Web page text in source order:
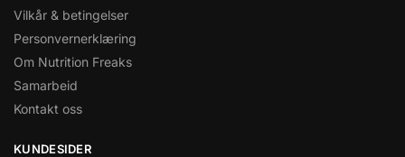
Vilkår & betingelser
Personvernerklæring
Om Nutrition Freaks
Samarbeid
Kontakt oss
KUNDESIDER